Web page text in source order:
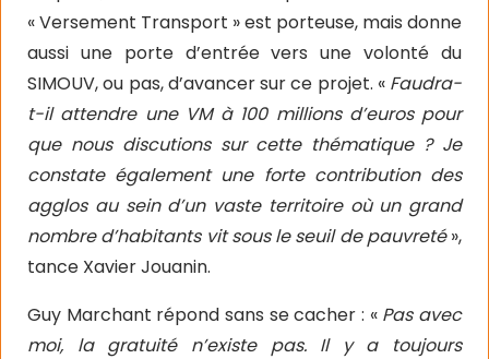
« Versement Transport » est porteuse, mais donne
aussi une porte d’entrée vers une volonté du
SIMOUV, ou pas, d’avancer sur ce projet. « Faudra-
t-il attendre une VM à 100 millions d’euros pour
que nous discutions sur cette thématique ? Je
constate également une forte contribution des
agglos au sein d’un vaste territoire où un grand
nombre d’habitants vit sous le seuil de pauvreté»,
tance Xavier Jouanin.
Guy Marchant répond sans se cacher : « Pas avec
moi, la gratuité n’existe pas. Il y a toujours